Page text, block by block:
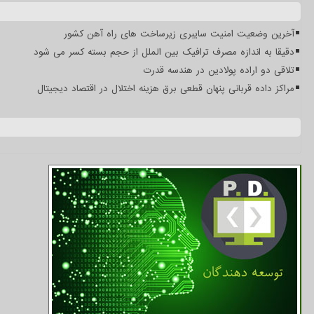
آخرین وضعیت امنیت سایبری زیرساخت های راه آهن کشور
دقیقا به اندازه مصرف ترافیک بین الملل از حجم بسته کسر می شود
تلاقی دو اراده پولادین در هندسه قدرت
مراکز داده قربانی پنهان قطعی برق هزینه اختلال در اقتصاد دیجیتال